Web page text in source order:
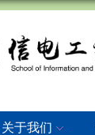
关于我们